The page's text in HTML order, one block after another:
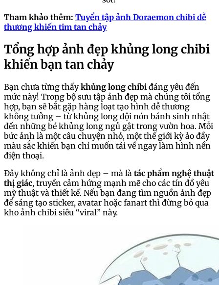
Tham khảo thêm: Tuyển tập ảnh Doraemon chibi dễ
thương khiến tim tan chảy
Tổng hợp ảnh đẹp khủng long chibi
khiến bạn tan chảy
Bạn chưa từng thấykhủng long chibi đáng yêu đến
mức này! Trong bộ sưu tập ảnh đẹp mà chúng tôi tổng
hợp, bạn sẽ bắt gặp hàng loạt tạo hình dễ thương
không tưởng – từ khủng long đội nón bánh sinh nhật
đến những bé khủng long ngủ gật trong vườn hoa. Mỗi
bức ảnh là một câu chuyện nhỏ, một thế giới kỳ ảo đầy
màu sắc khiến bạn chỉ muốn tải về ngay làm hình nền
điện thoại.
Đây không chỉ là ảnh đẹp – mà là tác phẩm nghệ thuật
thị giác, truyền cảm hứng mạnh mẽ cho các tín đồ yêu
mỹ thuật và thiết kế. Nếu bạn đang tìm nguồn ảnh đẹp
để sáng tạo sticker, avatar hoặc fanart thì đừng bỏ qua
kho ảnh chibi siêu “viral” này.